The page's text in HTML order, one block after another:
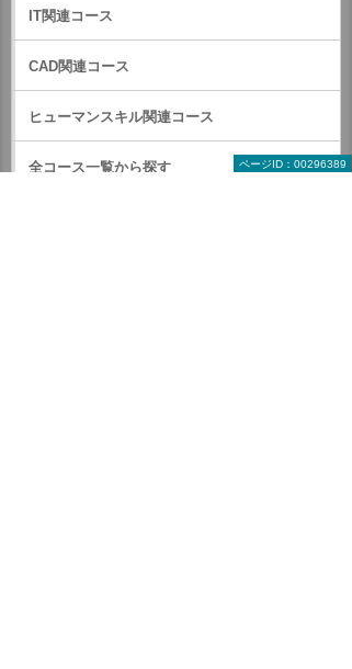
ページID：00296389
IT関連コース
CAD関連コース
ヒューマンスキル関連コース
全コース一覧から探す